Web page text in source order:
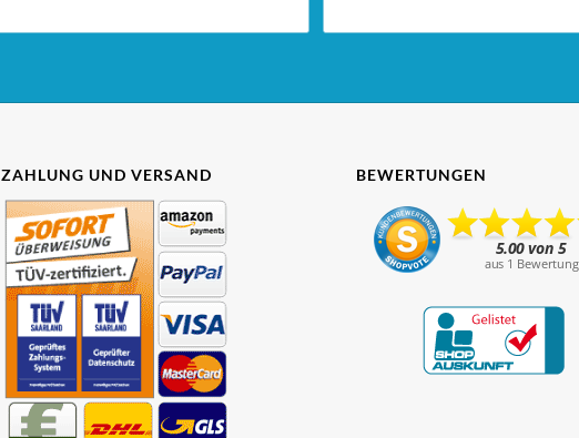
ZAHLUNG UND VERSAND BEWERTUNGEN